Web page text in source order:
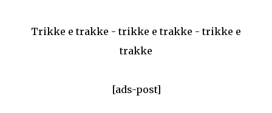
Trikke e trakke - trikke e trakke - trikke e
trakke
[ads-post]